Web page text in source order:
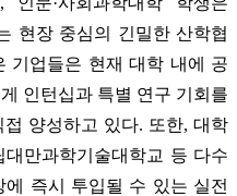
현장 중심의 긴밀한 산학협
기업들은 현재 대학 내에 공
인턴십과 특별 연구 기회를
양성하고 있다. 또한, 대학
만과학기술대학교 등 다수
즉시 투입될 수 있는 실전